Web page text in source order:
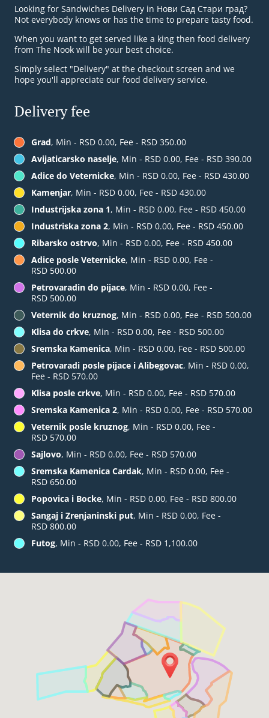
Looking for Sandwiches Delivery in Нови Сад Стари град?
Not everybody knows or has the time to prepare tasty food.
When you want to get served like a king then food delivery
from The Nook will be your best choice.
Simply select "Delivery" at the checkout screen and we
hope you'll appreciate our food delivery service.
Delivery fee
Grad, Min - RSD 0.00, Fee - RSD 350.00
Avijaticarsko naselje, Min - RSD 0.00, Fee - RSD 390.00
Adice do Veternicke, Min - RSD 0.00, Fee - RSD 430.00
Kamenjar, Min - RSD 0.00, Fee - RSD 430.00
Industrijska zona 1, Min - RSD 0.00, Fee - RSD 450.00
Industriska zona 2, Min - RSD 0.00, Fee - RSD 450.00
Ribarsko ostrvo, Min - RSD 0.00, Fee - RSD 450.00
Adice posle Veternicke, Min - RSD 0.00, Fee -
RSD 500.00
Petrovaradin do pijace, Min - RSD 0.00, Fee -
RSD 500.00
Veternik do kruznog, Min - RSD 0.00, Fee - RSD 500.00
Klisa do crkve, Min - RSD 0.00, Fee - RSD 500.00
Sremska Kamenica, Min - RSD 0.00, Fee - RSD 500.00
Petrovaradi posle pijace i Alibegovac, Min - RSD 0.00,
Fee - RSD 570.00
Klisa posle crkve, Min - RSD 0.00, Fee - RSD 570.00
Sremska Kamenica 2, Min - RSD 0.00, Fee - RSD 570.00
Veternik posle kruznog, Min - RSD 0.00, Fee -
RSD 570.00
Sajlovo, Min - RSD 0.00, Fee - RSD 570.00
Sremska Kamenica Cardak, Min - RSD 0.00, Fee -
RSD 650.00
Popovica i Bocke, Min - RSD 0.00, Fee - RSD 800.00
Sangaj i Zrenjaninski put, Min - RSD 0.00, Fee -
RSD 800.00
Futog, Min - RSD 0.00, Fee - RSD 1,100.00